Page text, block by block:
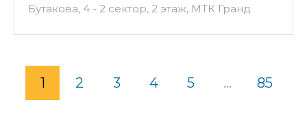
Бутакова, 4 - 2 сектор, 2 этаж, МТК Гранд
1 2 3 4 5 ... 85